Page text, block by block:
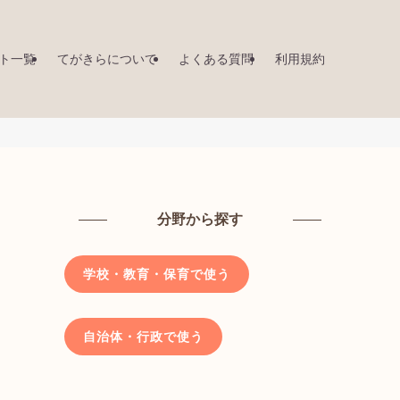
一覧 てがきらについて よくある質問 利用規約
分野から探す
学校・教育・保育で使う
自治体・行政で使う